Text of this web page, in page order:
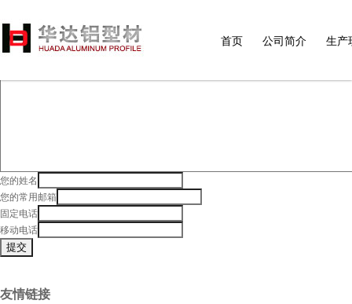
首页 公司简介 生产
留言内容 (不能超过1000字)
您的姓名
您的常用邮箱
固定电话
移动电话
友情链接